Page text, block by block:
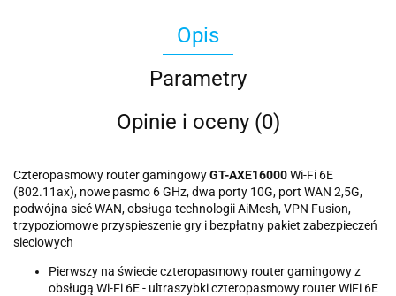
Opis
Parametry
Opinie i oceny (0)
Czteropasmowy router gamingowyGT-AXE16000Wi-Fi 6E
(802.11ax), nowe pasmo 6 GHz, dwa porty 10G, port WAN 2,5G,
podwójna sieć WAN, obsługa technologii AiMesh, VPN Fusion,
trzypoziomowe przyspieszenie gry i bezpłatny pakiet zabezpieczeń
sieciowych
Pierwszy na świecie czteropasmowy router gamingowy z
obsługą Wi-Fi 6E - ultraszybki czteropasmowy router WiFi 6E